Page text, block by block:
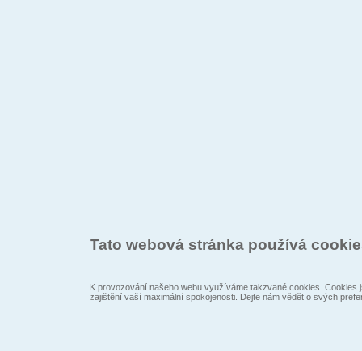
Tato webová stránka používá
K provozování našeho webu využíváme takzvané cookies.
zajištění vaší maximální spokojenosti. Dejte nám vědět o svých